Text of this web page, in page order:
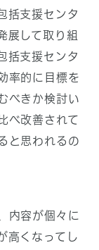
括支援センタ
展して取り組
括支援センタ
率的に目標を
べきか検討い
べ改善されて
と思われるの
内容が個々に
高くなってし